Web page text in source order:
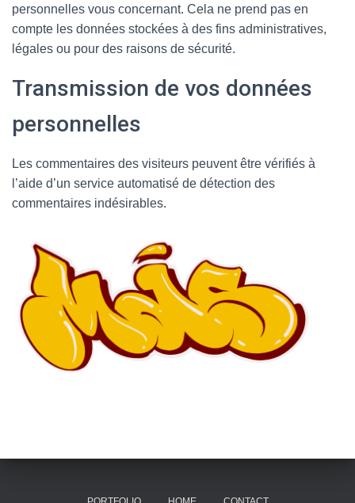
personnelles vous concernant. Cela ne prend pas en
compte les données stockées à des fins administratives,
légales ou pour des raisons de sécurité.
Transmission de vos données
personnelles
Les commentaires des visiteurs peuvent être vérifiés à
l’aide d’un service automatisé de détection des
commentaires indésirables.